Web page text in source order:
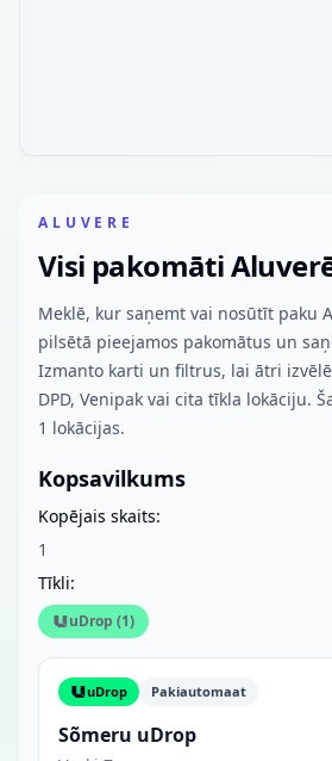
ALUVERE
Visi pakomāti
Meklē, kur saņemt vai nosūtīt paku
pilsētā pieejamos pakomātus un
Izmanto karti un filtrus, lai ātri
DPD, Venipak vai cita tīkla lokāciju.
1 lokācijas.
Kopsavilkums
Kopējais skaits:
1
Tīkli:
uDrop (1)
uDrop Pakiautomaat
Sõmeru uDrop